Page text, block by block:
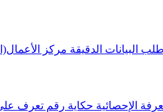
طلب البيانات الدقيقة مركز
الإحصائية حكاية رقم تعرف على